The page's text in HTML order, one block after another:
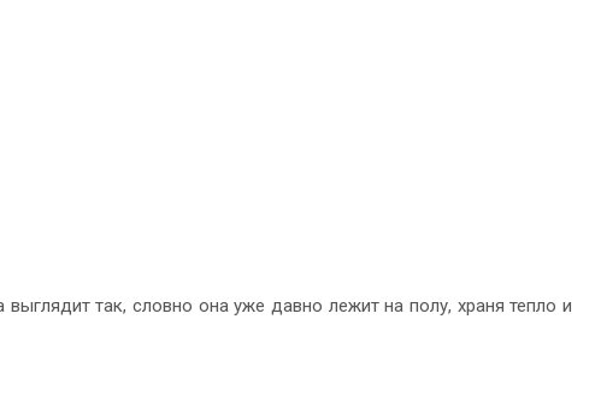
так, словно она уже давно лежит на полу, храня тепло и